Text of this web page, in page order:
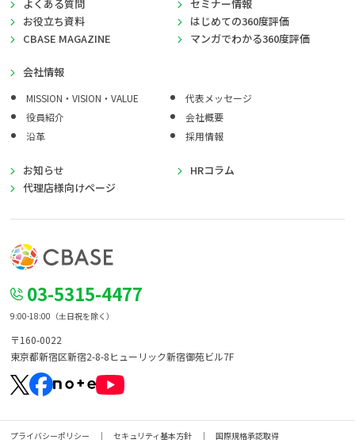
よくある質問
セミナー情報
お役立ち資料
はじめての360度評価
CBASE MAGAZINE
マンガでわかる360度評価
会社情報
MISSION・VISION・VALUE
代表メッセージ
役員紹介
会社概要
沿革
採用情報
お知らせ
HRコラム
代理店様向けページ
03-5315-4477
9:00-18:00（土日祝を除く）
〒160-0022
東京都新宿区新宿2-8-8ヒューリック新宿御苑ビル7F
プライバシーポリシー セキュリティ基本方針 国際規格承認取得